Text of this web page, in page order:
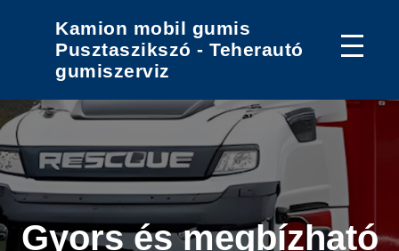
Kamion mobil gumis
Pusztaszikszó - Teherautó
gumiszerviz
Gyors és megbízható